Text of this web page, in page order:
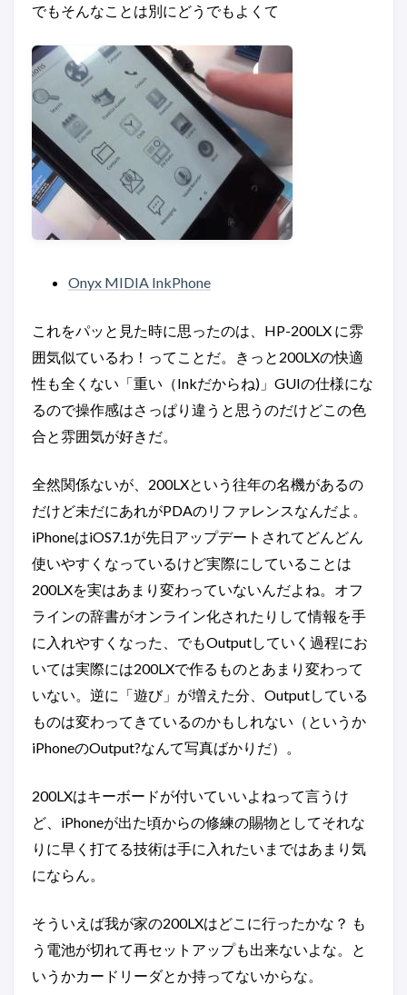
でもそんなことは別にどうでもよくて
Onyx MIDIA InkPhone
これをパッと見た時に思ったのは、HP-200LX に雰
囲気似ているわ！ってことだ。きっと200LXの快適
性も全くない「重い（Inkだからね)」GUIの仕様にな
るので操作感はさっぱり違うと思うのだけどこの色
合と雰囲気が好きだ。
全然関係ないが、200LXという往年の名機があるの
だけど未だにあれがPDAのリファレンスなんだよ。
iPhoneはiOS7.1が先日アップデートされてどんどん
使いやすくなっているけど実際にしていることは
200LXを実はあまり変わっていないんだよね。オフ
ラインの辞書がオンライン化されたりして情報を手
に入れやすくなった、でもOutputしていく過程にお
いては実際には200LXで作るものとあまり変わって
いない。逆に「遊び」が増えた分、Outputしている
ものは変わってきているのかもしれない（というか
iPhoneのOutput?なんて写真ばかりだ）。
200LXはキーボードが付いていいよねって言うけ
ど、iPhoneが出た頃からの修練の賜物としてそれな
りに早く打てる技術は手に入れたいまではあまり気
にならん。
そういえば我が家の200LXはどこに行ったかな？ も
う電池が切れて再セットアップも出来ないよな。と
いうかカードリーダとか持ってないからな。